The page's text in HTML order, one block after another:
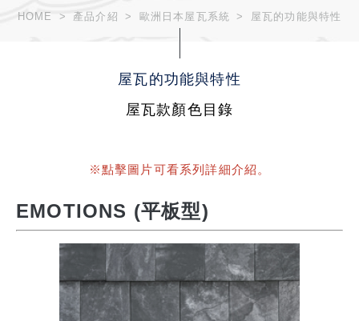
HOME 產品介紹 歐洲日本屋瓦系統 屋瓦的功能與特性
屋瓦的功能與特性
屋瓦款顏色目錄
※點擊圖片可看系列詳細介紹。
EMOTIONS (平板型)